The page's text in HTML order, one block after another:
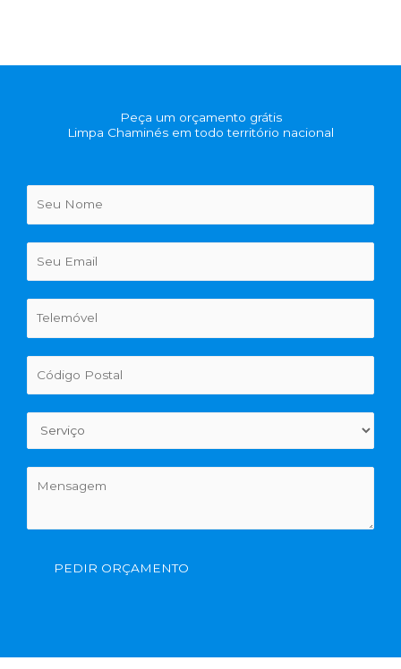
Peça um orçamento grátis
Limpa Chaminés em todo território nacional
PEDIR ORÇAMENTO